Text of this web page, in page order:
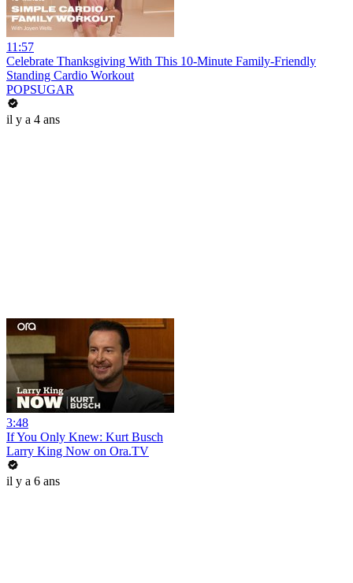
11:57
Celebrate Thanksgiving With This 10-Minute Family-Friendly
Standing Cardio Workout
POPSUGAR
il y a 4 ans
3:48
If You Only Knew: Kurt Busch
Larry King Now on Ora.TV
il y a 6 ans